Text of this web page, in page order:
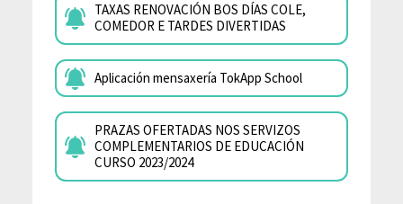
TAXAS RENOVACIÓN BOS DÍAS COLE,
COMEDOR E TARDES DIVERTIDAS
Aplicación mensaxería TokApp School
PRAZAS OFERTADAS NOS SERVIZOS
COMPLEMENTARIOS DE EDUCACIÓN
CURSO 2023/2024